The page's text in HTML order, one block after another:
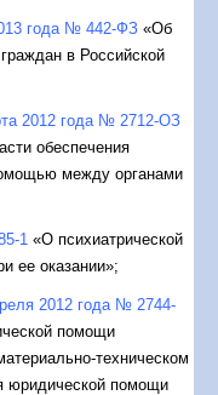
помощи»;
области от 24
подведомственных
систему
тории Вологодской
года № 442-ФЗ «Об
в Российской
2012 года № 2712-ОЗ
обеспечения
между органами
1 «О психиатрической
ее оказании»;
2012 года № 2744-
помощи
техническом
юридической по­мощи